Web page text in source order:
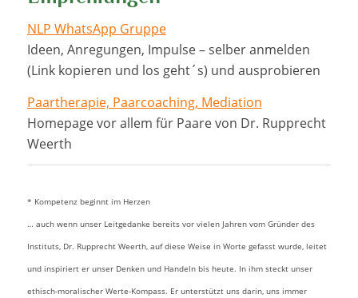
NLP WhatsApp Gruppe
Ideen, Anregungen, Impulse – selber anmelden
(Link kopieren und los geht´s) und ausprobieren
Paartherapie, Paarcoaching, Mediation
Homepage vor allem für Paare von Dr. Rupprecht
Weerth
* Kompetenz beginnt im Herzen
… auch wenn unser Leitgedanke bereits vor vielen Jahren vom Gründer des
Instituts, Dr. Rupprecht Weerth, auf diese Weise in Worte gefasst wurde, leitet
und inspiriert er unser Denken und Handeln bis heute. In ihm steckt unser
ethisch-moralischer Werte-Kompass. Er unterstützt uns darin, uns immer